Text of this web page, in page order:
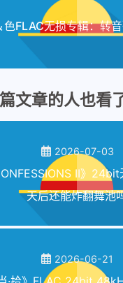
文章的人也看
2026-07-03
II》
天后还能炸翻舞池
2026-06-21